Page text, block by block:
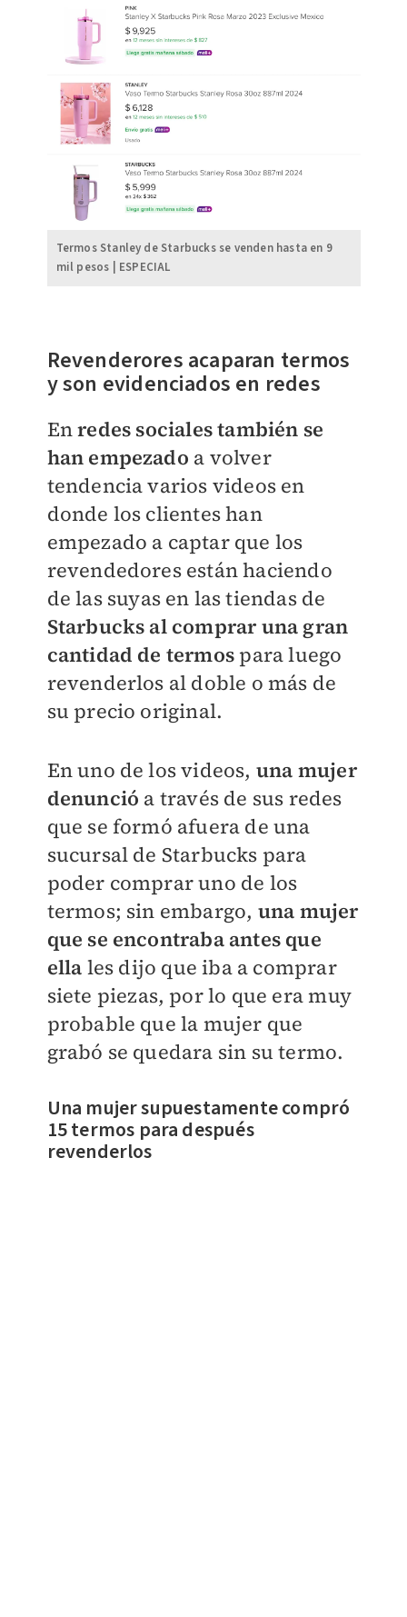
Termos Stanley de Starbucks se venden hasta en 9
mil pesos | ESPECIAL
Revenderores acaparan termos
y son evidenciados en redes
Enredes sociales también se
han empezado a volver
tendencia varios videos en
donde los clientes han
empezado a captar que los
revendedores están haciendo
de las suyas en las tiendas de
Starbucks al comprar una gran
cantidad de termos para luego
revenderlos al doble o más de
su precio original.
En uno de los videos, una mujer
denunció a través de sus redes
que se formó afuera de una
sucursal de Starbucks para
poder comprar uno de los
termos; sin embargo, una mujer
que se encontraba antes que
ella les dijo que iba a comprar
siete piezas, por lo que era muy
probable que la mujer que
grabó se quedara sin su termo.
Una mujer supuestamente compró
15 termos para después
revenderlos